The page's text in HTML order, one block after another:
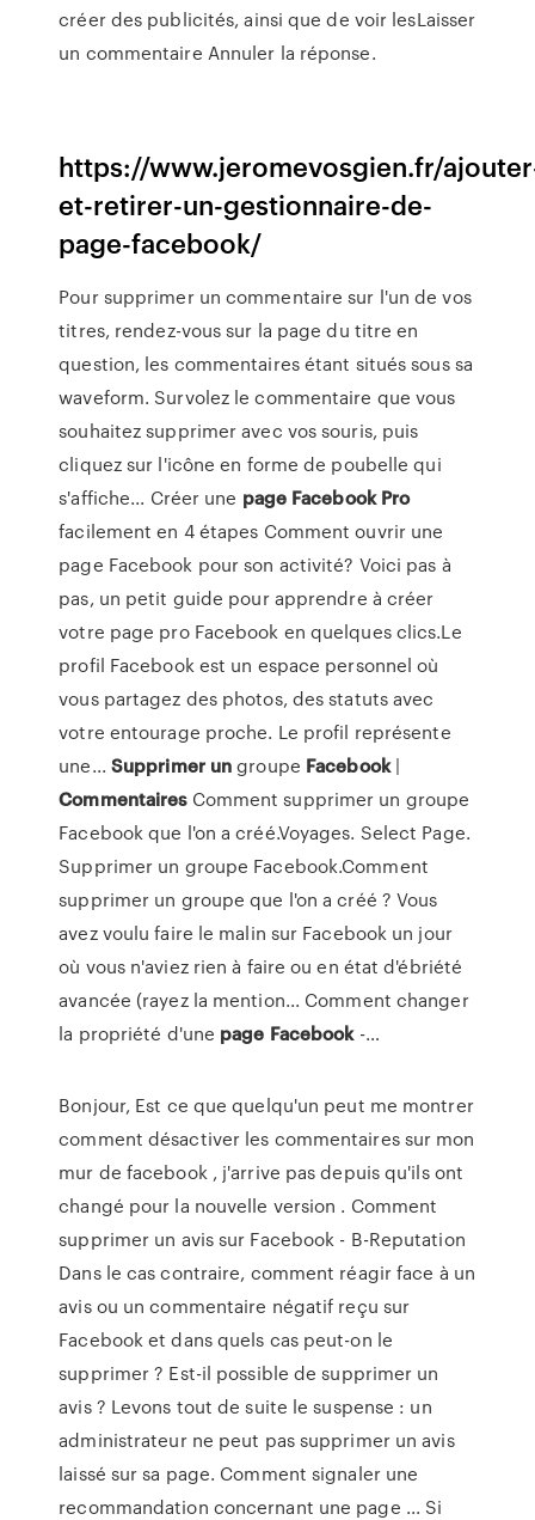
créer des publicités, ainsi que de voir lesLaisser
un commentaire Annuler la réponse.
https://www.jeromevosgien.fr/
et-retirer-un-gestionnaire-de-
page-facebook/
Pour supprimer un commentaire sur l'un de vos
titres, rendez-vous sur la page du titre en
question, les commentaires étant situés sous sa
waveform. Survolez le commentaire que vous
souhaitez supprimer avec vos souris, puis
cliquez sur l'icône en forme de poubelle qui
s'affiche... Créer une page Facebook Pro
facilement en 4 étapes Comment ouvrir une
page Facebook pour son activité? Voici pas à
pas, un petit guide pour apprendre à créer
votre page pro Facebook en quelques clics.Le
profil Facebook est un espace personnel où
vous partagez des photos, des statuts avec
votre entourage proche. Le profil représente
une... Supprimer ungroupe Facebook|
CommentairesComment supprimer un groupe
Facebook que l'on a créé.Voyages. Select Page.
Supprimer un groupe Facebook.Comment
supprimer un groupe que l'on a créé ? Vous
avez voulu faire le malin sur Facebook un jour
où vous n'aviez rien à faire ou en état d'ébriété
avancée (rayez la mention... Comment changer
la propriété d'une page Facebook-…
Bonjour, Est ce que quelqu'un peut me montrer
comment désactiver les commentaires sur mon
mur de facebook , j'arrive pas depuis qu'ils ont
changé pour la nouvelle version . Comment
supprimer un avis sur Facebook - B-Reputation
Dans le cas contraire, comment réagir face à un
avis ou un commentaire négatif reçu sur
Facebook et dans quels cas peut-on le
supprimer ? Est-il possible de supprimer un
avis ? Levons tout de suite le suspense : un
administrateur ne peut pas supprimer un avis
laissé sur sa page. Comment signaler une
recommandation concernant une page ... Si